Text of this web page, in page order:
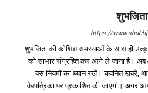
शुभजिता
https://
शुभजिता की कोशिश समस्याओं के साथ ही
को साभार संग्रहित कर आगे ले जाना है।
बस नियमों का ध्यान रखें। चयनित खबरें,
वेबपत्रिका पर प्रकाशित की जाएगी। अगर